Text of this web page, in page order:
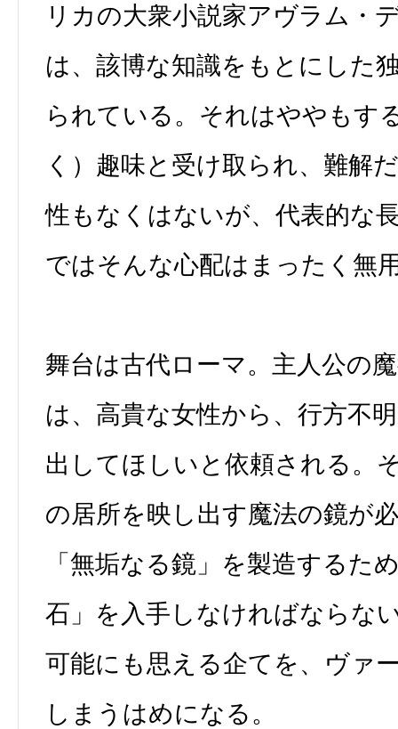
リカの大衆小説家アヴラム・
は、該博な知識をもとにした
られている。それはややもす
く）趣味と受け取られ、難解
性もなくはないが、代表的な
ではそんな心配はまったく無
舞台は古代ローマ。主人公の
は、高貴な女性から、行方不
出してほしいと依頼される。
の居所を映し出す魔法の鏡が
「無垢なる鏡」を製造するた
石」を入手しなければならな
可能にも思える企てを、ヴァ
しまうはめになる。